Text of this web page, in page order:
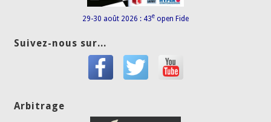
29-30 août 2026 : 43e open Fide
Suivez-nous sur...
Arbitrage